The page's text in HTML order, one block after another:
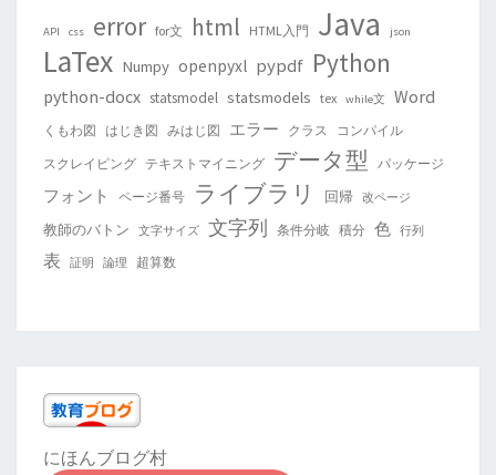
API css error for文 html HTML入門 Java json
LaTex Numpy openpyxl pypdf Python
python-docx statsmodel statsmodels tex while文 Word
くもわ図 はじき図 みはじ図 エラー クラス
コンパイル
スクレイピング テキストマイニング データ型 パッケージ
フォント ページ番号 ライブラリ 回帰 改ページ
教師のバトン 文字サイズ 文字列 条件分岐 積分 色 行列
表 証明 論理 超算数
にほんブログ村